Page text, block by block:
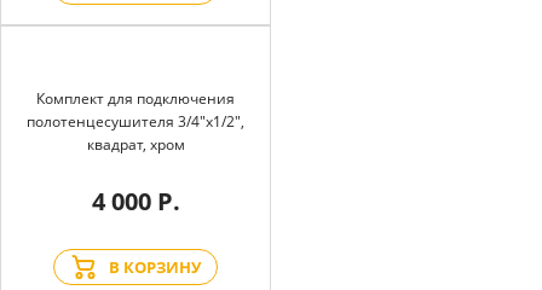
Комплект для подключения
полотенцесушителя 3/4"х1/2",
квадрат, хром
4 000 Р.
В КОРЗИНУ